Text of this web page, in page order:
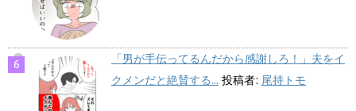
「男が手伝ってるんだから感謝しろ！」夫をイ
クメンだと絶賛する... 投稿者: 尾持トモ